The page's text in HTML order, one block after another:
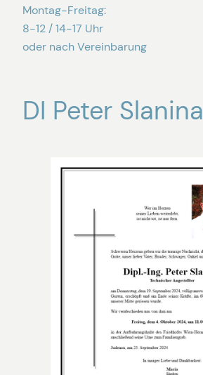
Montag-Freitag:
8-12 / 14-17 Uhr
oder nach Vereinbarung
DI Peter Slanina